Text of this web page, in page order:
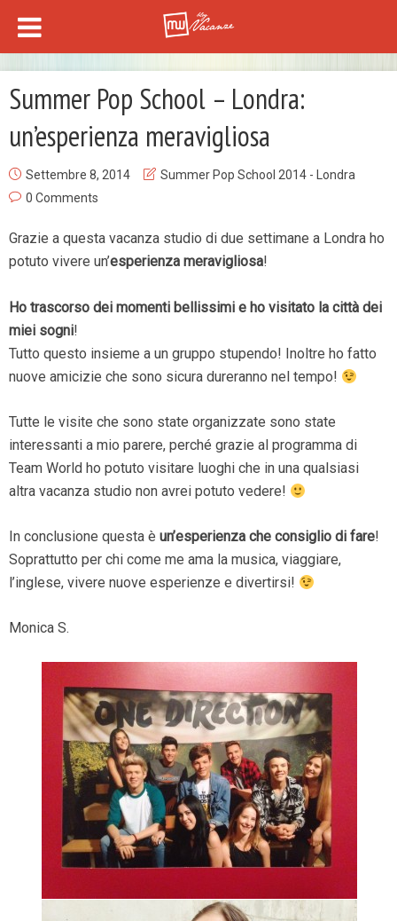
Summer Pop School – Londra:
un’esperienza meravigliosa
Settembre 8, 2014
Summer Pop School 2014 - Londra
0 Comments
Grazie a questa vacanza studio di due settimane a Londra ho
potuto vivere un’esperienza meravigliosa!
Ho trascorso dei momenti bellissimi e ho visitato la città dei
miei sogni!
Tutto questo insieme a un gruppo stupendo! Inoltre ho fatto
nuove amicizie che sono sicura dureranno nel tempo!
Tutte le visite che sono state organizzate sono state
interessanti a mio parere, perché grazie al programma di
Team World ho potuto visitare luoghi che in una qualsiasi
altra vacanza studio non avrei potuto vedere!
In conclusione questa è un’esperienza che consiglio di fare!
Soprattutto per chi come me ama la musica, viaggiare,
l’inglese, vivere nuove esperienze e divertirsi!
Monica S.